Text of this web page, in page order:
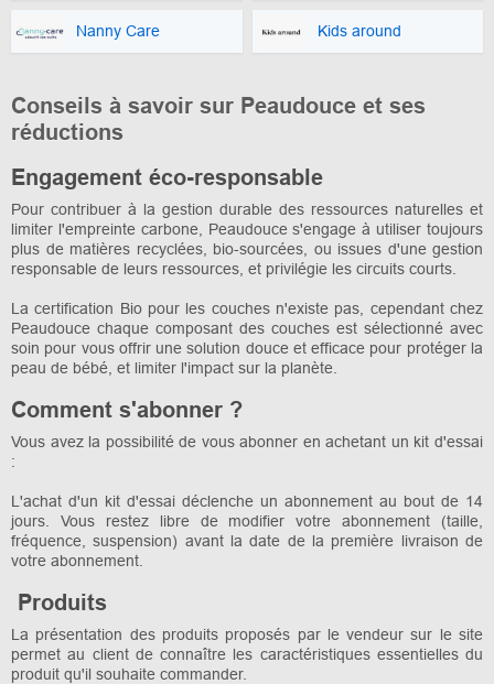
Nanny Care Kids around
Conseils à savoir sur Peaudouce et ses
réductions
Engagement éco-responsable
Pour contribuer à la gestion durable des ressources naturelles et
limiter l'empreinte carbone, Peaudouce s'engage à utiliser toujours
plus de matières recyclées, bio-sourcées, ou issues d'une gestion
responsable de leurs ressources, et privilégie les circuits courts.
La certification Bio pour les couches n'existe pas, cependant chez
Peaudouce chaque composant des couches est sélectionné avec
soin pour vous offrir une solution douce et efficace pour protéger la
peau de bébé, et limiter l'impact sur la planète.
Comment s'abonner ?
Vous avez la possibilité de vous abonner en achetant un kit d'essai
:
L'achat d'un kit d'essai déclenche un abonnement au bout de 14
jours. Vous restez libre de modifier votre abonnement (taille,
fréquence, suspension) avant la date de la première livraison de
votre abonnement.
Produits
La présentation des produits proposés par le vendeur sur le site
permet au client de connaître les caractéristiques essentielles du
produit qu'il souhaite commander.